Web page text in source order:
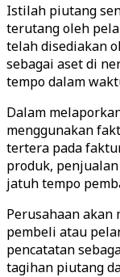
Istilah piutang
terutang oleh
telah disediakan
sebagai aset di
tempo dalam
Dalam
menggunakan
tertera pada
produk,
jatuh tempo
Perusahaan
pembeli atau
pencatatan
tagihan piutang